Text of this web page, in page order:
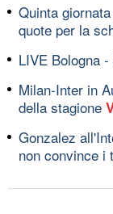
Quinta
quote per la
LIVE Bologna
Milan-Inter in
della stagione
Gonzalez
non convince i